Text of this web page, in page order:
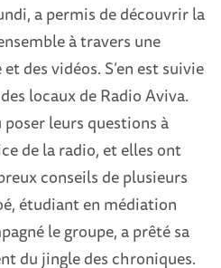
a permis de découvrir la
à travers une
des vidéos. S’en est suivie
locaux de Radio Aviva.
leurs questions à
de la radio, et elles ont
conseils de plusieurs
étudiant en médiation
le groupe, a prêté sa
du jingle des chroniques.